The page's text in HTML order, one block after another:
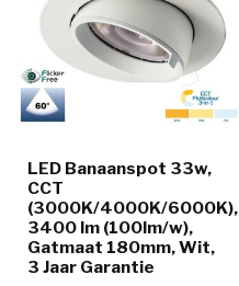
LED Banaanspot 33w,
CCT
(3000K/4000K/6000K),
3400 lm (100lm/w),
Gatmaat 180mm, Wit,
3 Jaar Garantie